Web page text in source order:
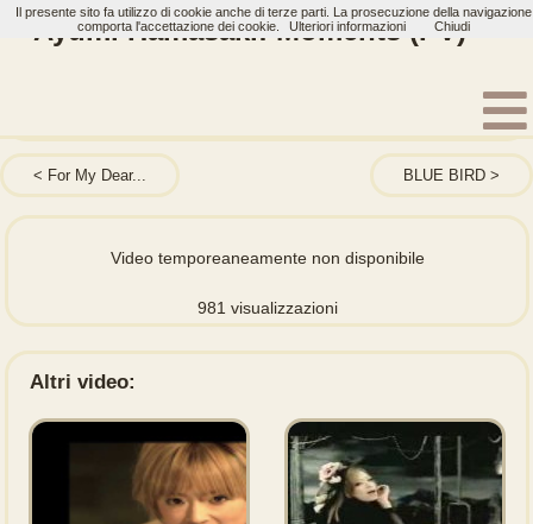
Ayumi Hamasaki: Moments (PV)
For My Dear... BLUE BIRD
Video temporeaneamente non disponibile
981 visualizzazioni
Altri video:
Il presente sito fa utilizzo di cookie anche di terze parti. La prosecuzione della navigazione
comporta l'accettazione dei cookie.
Ulteriori informazioni Chiudi